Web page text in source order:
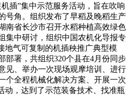
插”集中示范服务活动，旨在吹响
号角。组织发布了早稻及晚稻生产
南省长沙市召开水稻种植高效绿色
集中研讨，组织中国农机化导报专
地气可复制的机插秧推广典型模
部署，共组织320个县在4月份同步
见、举办一次现场观摩培训、进行
个全程机械化解决方案、开展一次
动，达到了示范装备技术、找准瓶